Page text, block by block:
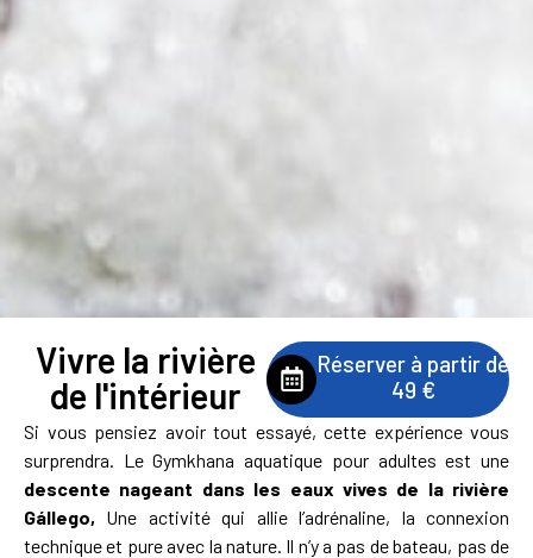
Vivre la rivière
de l'intérieur
Réserver à partir de
49 €
Si vous pensiez avoir tout essayé, cette expérience vous
surprendra. Le Gymkhana aquatique pour adultes est une
descente nageant dans les eaux vives de la rivière
Gállego, Une activité qui allie l’adrénaline, la connexion
technique et pure avec la nature. Il n’y a pas de bateau, pas de